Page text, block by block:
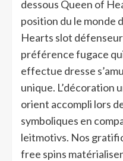
dessous Queen of
position du le monde
Hearts slot
préférence fugace
effectue dresse
unique. L’décoration
orient accompli lors
symboliques en
leitmotivs. Nos
free spins